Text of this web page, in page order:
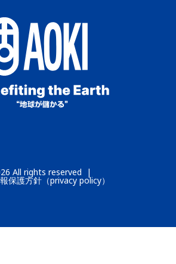
All rights reserved |
保護方針（privacy policy）